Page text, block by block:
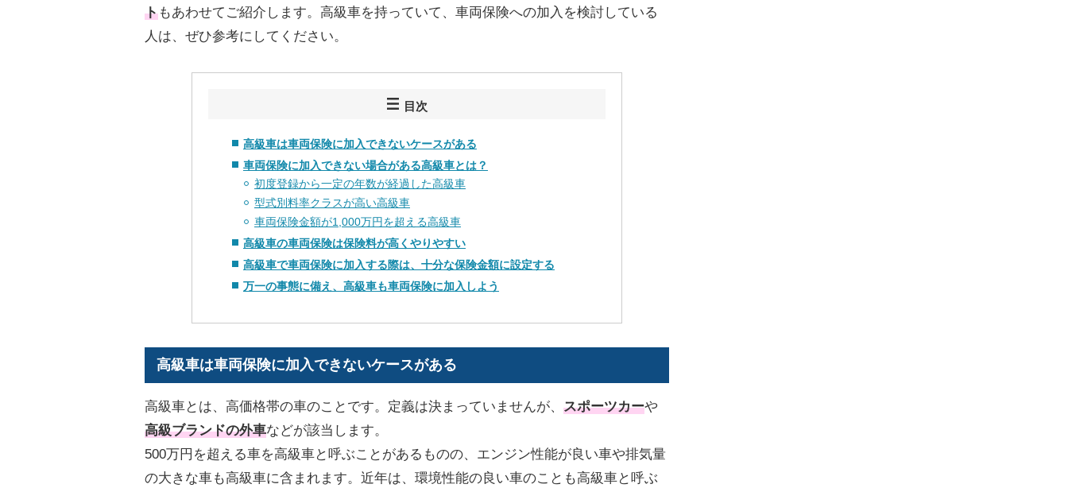
トもあわせてご紹介します。高級車を持っていて、車両保険への加入を検討している
人は、ぜひ参考にしてください。
目次
高級車は車両保険に加入できないケースがある
車両保険に加入できない場合がある高級車とは？
初度登録から一定の年数が経過した高級車
型式別料率クラスが高い高級車
車両保険金額が1,000万円を超える高級車
高級車の車両保険は保険料が高くやりやすい
高級車で車両保険に加入する際は、十分な保険金額に設定する
万一の事態に備え、高級車も車両保険に加入しよう
高級車は車両保険に加入できないケースがある
高級車とは、高価格帯の車のことです。定義は決まっていませんが、 スポーツカーや
高級ブランドの外車などが該当します。
500万円を超える車を高級車と呼ぶことがあるものの、エンジン性能が良い車や排気量
の大きな車も高級車に含まれます。近年は、環境性能の良い車のことも高級車と呼ぶ